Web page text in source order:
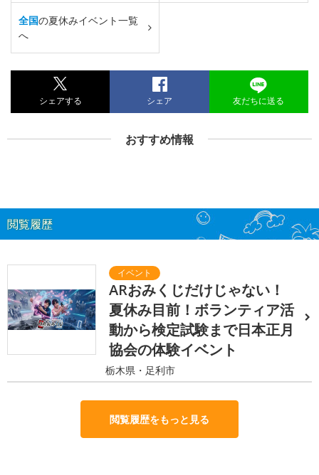
全国の夏休みイベント一覧
へ
シェアする シェア 友だちに送る
おすすめ情報
閲覧履歴
ARおみくじだけじゃない！
夏休み目前！ボランティア活
動から検定試験まで日本正月
協会の体験イベント
栃木県・足利市
閲覧履歴をもっと見る